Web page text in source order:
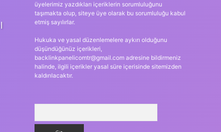
üyelerimiz yazdıkları içeriklerin sorumluluğunu
taşımakta olup, siteye üye olarak bu sorumluluğu kabul
etmiş sayılırlar.
Hukuka ve yasal düzenlemelere aykırı olduğunu
düşündüğünüz içerikleri,
backlinkpanelicomtr@gmail.comadresine bildirmeniz
halinde, ilgili içerikler yasal süre içerisinde sitemizden
kaldırılacaktır.